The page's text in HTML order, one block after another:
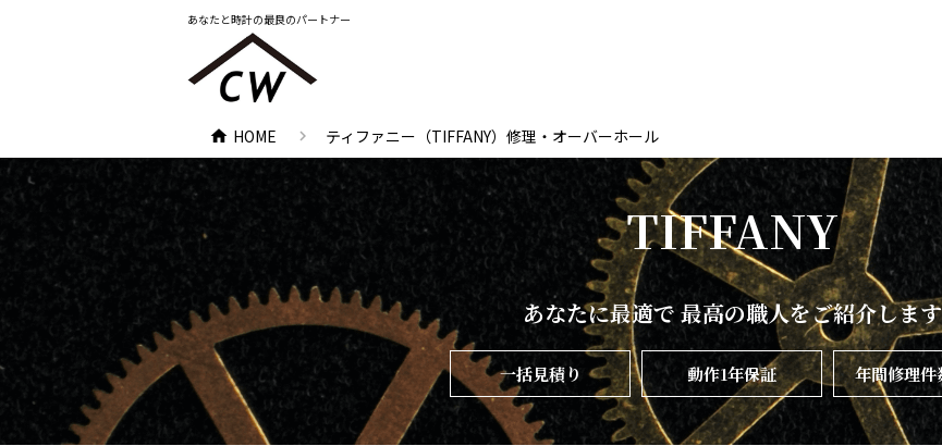
あなたと時計の最良のパートナー
home HOME chevron_right ティファニー（TIFFANY）修理・オーバーホール
TIFFANY
あなたに最適で 最高の職人をご紹介します
一括見積り 動作1年保証 年間修理件